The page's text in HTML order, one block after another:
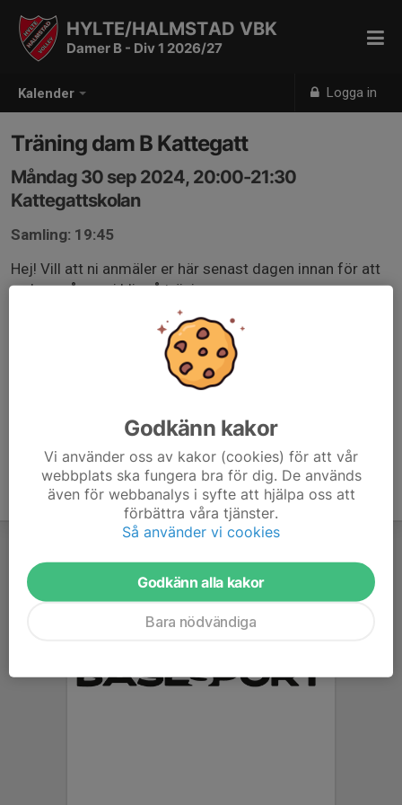
Kalender Logga in
HYLTE/HALMSTAD VBK
Damer B - Div 1 2026/27
Träning dam B Kattegatt
Måndag 30 sep 2024, 20:00-21:30
Kattegattskolan
Samling: 19:45
Hej! Vill att ni anmäler er här senast dagen innan för att
se hur många vi blir på träningarna.
Kommer göra såhär inför varje träning
Godkänn kakor
Vi använder oss av kakor (cookies) för att vår
webbplats ska fungera bra för dig. De används
även för webbanalys i syfte att hjälpa oss att
förbättra våra tjänster.
Så använder vi cookies
Godkänn alla kakor
Bara nödvändiga